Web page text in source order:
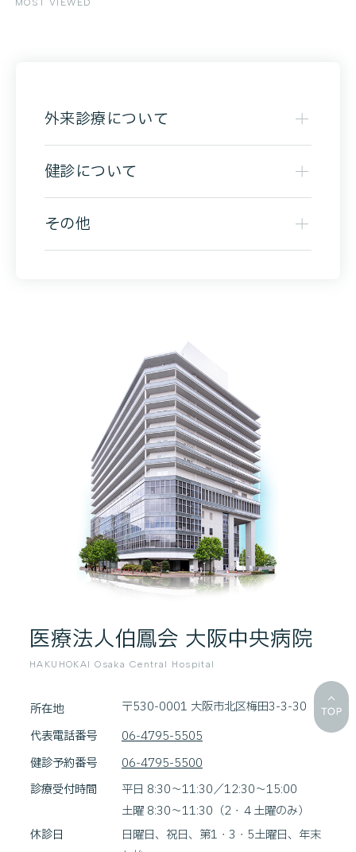
MOST VIEWED
外来診療について
健診について
その他
医療法人伯鳳会 大阪中央病院
HAKUHOKAI Osaka Central Hospital
所在地
〒530-0001 大阪市北区梅田3-3-30
代表電話番号
06-4795-5505
健診予約番号
06-4795-5500
診療受付時間
平日 8:30～11:30／12:30～15:00
土曜 8:30～11:30（2・４土曜のみ）
休診日
日曜日、祝日、第1・3・5土曜日、年末